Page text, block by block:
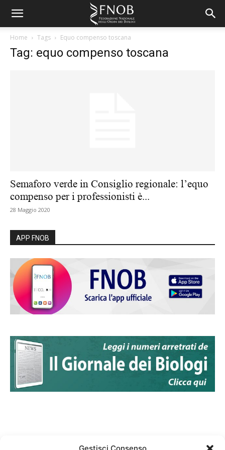
Home Tags Equo compenso toscana
Tag: equo compenso toscana
Semaforo verde in Consiglio regionale: l’equo
compenso per i professionisti è...
28 Maggio 2020
APP FNOB